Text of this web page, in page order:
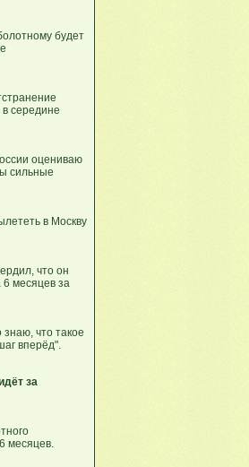
будет
середине
оцениваю
сильные
в Москву
что он
6 месяцев за
что такое
вперёд".
за
месяцев.